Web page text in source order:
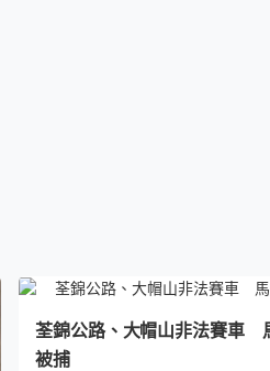
荃錦公路、大帽山非法賽車
被捕